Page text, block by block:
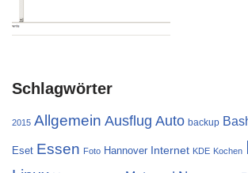
Schlagwörter
2015 Allgemein Ausflug Auto backup
Eset Essen Foto Hannover Internet KDE Kochen